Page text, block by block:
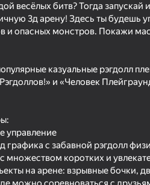
весёлых битв? Тогда
3д арену! Здесь ты будешь
и опасных монстров. Покажи
казуальные рэгдолл
и «Человек
управление
графика с забавной рэгдолл
множеством коротких и
на арене: взрывные бочки,